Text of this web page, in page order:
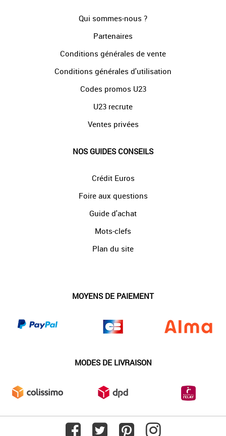
Qui sommes-nous ?
Partenaires
Conditions générales de vente
Conditions générales d'utilisation
Codes promos U23
U23 recrute
Ventes privées
NOS GUIDES CONSEILS
Crédit Euros
Foire aux questions
Guide d'achat
Mots-clefs
Plan du site
MOYENS DE PAIEMENT
MODES DE LIVRAISON